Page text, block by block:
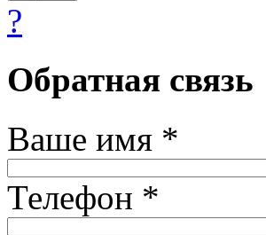
?
Обратная связь
Ваше имя *
Телефон *